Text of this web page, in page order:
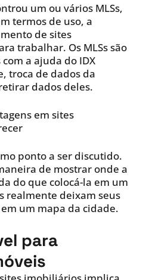
um ou vários MLSs,
termos de uso, a
de sites
trabalhar. Os MLSs são
a ajuda do IDX
troca de dados da
dados deles.
em sites
ponto a ser discutido.
de mostrar onde a
do que colocá-la em um
realmente deixam seus
um mapa da cidade.
para